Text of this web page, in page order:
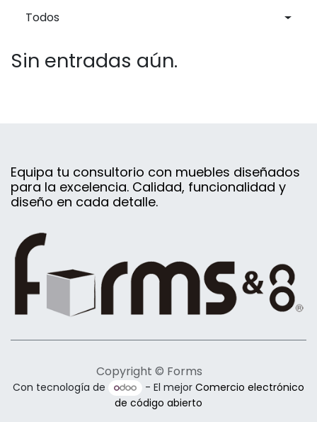
Todos
Sin entradas aún.
Equipa tu consultorio con muebles diseñados
para la excelencia. Calidad, funcionalidad y
diseño en cada detalle.
Copyright © Forms
Con tecnología de - El mejorComercio electrónico
de código abierto